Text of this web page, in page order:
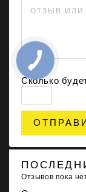
ОТЗЫВ ИЛИ
Сколько
Отзывов пока